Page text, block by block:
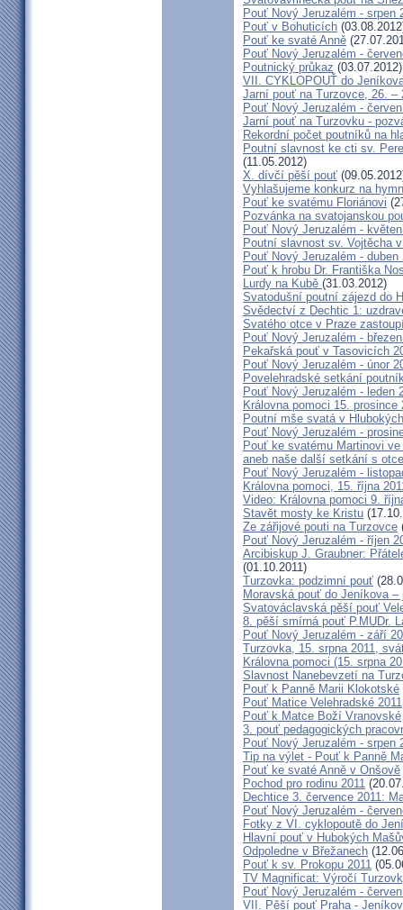
Pouť Nový Jeruzalém - srpen
Pouť v Bohuticích
Pouť ke svaté Anně
Pouť Nový Jeruzalém -
Poutnický průkaz (03.07.2012)
VII. CYKLOPOUŤ do
Jarní pouť na Turzovce, 26. –
Pouť Nový Jeruzalém -
Jarní pouť na Turzovku -
Rekordní počet poutníků na
Poutní slavnost ke cti sv.
(11.05.2012)
X. dívčí pěší pouť
Vyhlašujeme konkurz na
Pouť ke svatému Floriánovi
Pozvánka na svatojanskou
Pouť Nový Jeruzalém -
Poutní slavnost sv. Vojtěcha
Pouť Nový Jeruzalém - duben
Pouť k hrobu Dr. Františka
Lurdy na Kubě (31.03.2012)
Svatodušní poutní zájezd do
Svědectví z Dechtic 1:
Svatého otce v Praze
Pouť Nový Jeruzalém -
Pekařská pouť v Tasovicích
Pouť Nový Jeruzalém - únor
Povelehradské setkání
Pouť Nový Jeruzalém - leden
Královna pomoci 15. prosince
Poutní mše svatá v
Pouť Nový Jeruzalém -
Pouť ke svatému Martinovi
aneb naše další setkání s
Pouť Nový Jeruzalém -
Královna pomoci, 15. října
Video: Královna pomoci 9.
Stavět mosty ke Kristu
Ze zářijové pouti na Turzovce
Pouť Nový Jeruzalém - říjen
Arcibiskup J. Graubner:
(01.10.2011)
Turzovka: podzimní pouť
Moravská pouť do Jeníkova
Svatováclavská pěší pouť
8. pěší smírná pouť P.MUDr.
Pouť Nový Jeruzalém - září
Turzovka, 15. srpna 2011,
Královna pomoci (15. srpna
Slavnost Nanebevzetí na
Pouť k Panně Marii Klokotské
Pouť Matice Velehradské 2011
Pouť k Matce Boží Vranovské
3. pouť pedagogických
Pouť Nový Jeruzalém - srpen
Tip na výlet - Pouť k Panně
Pouť ke svaté Anně v Onšově
Pochod pro rodinu 2011
Dechtice 3. července 2011:
Pouť Nový Jeruzalém -
Fotky z VI. cyklopoutě do
Hlavní pouť v Hubokých
Odpoledne v Břežanech
Pouť k sv. Prokopu 2011
TV Magnificat: Výročí
Pouť Nový Jeruzalém -
VII. Pěší pouť Praha -